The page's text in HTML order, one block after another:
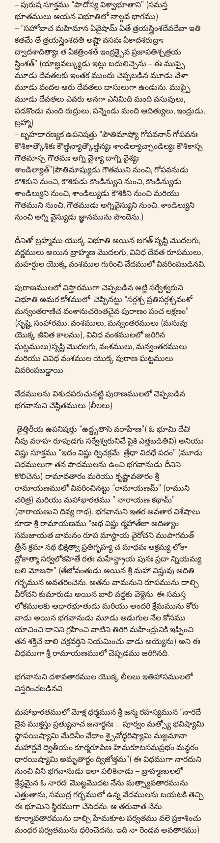
– పురుష సూక్తము “పాదోస్య విశ్వాభూతాని” (సమస్త
భూతములు ఆయన విభూతిలో నాల్గవ భాగము)
– “సహోవాచ మహిమాన ఏవైషామ్ ఏతే త్రయస్త్రింశదేవదేవా ఇతి
కతమే తే త్రయస్త్రింశదతి అష్టౌ వసవః ఏకాదశరుద్రాః
ద్వాదశాదిత్యాః త ఏకత్రింశత్ ఇంద్రశ్చైవ ప్రజాపతిశ్చత్రయ
స్త్రింశత్” (యాజ్ఞవల్క్యుడు ఇట్లు బదులిచ్చెను – ఈ ముప్పై
మూడు దేవతలకు ఇంతక ముందు చెప్పబడిన మూడు వేళా
మూడు వందల ఆరు దేవతలు దాసులుగా ఉండును. ముప్పై
మూడు దేవతలు ఎవరు అనగా ఎనిమిది మంది వసువులు,
పడకొండు మంది రుద్రులు, పన్నెండు మంది ఆదిత్యులు, ఇంద్రుడు,
బ్రహ్మా)
– బృహదారణ్యక ఉపనిషత్తు “పౌతిమాష్యో గోపవనాన్ గోపవనః
కౌశికాత్కౌశికః కౌణ్డిన్యాత్కౌణ్డిన్యః శాండిల్యాచ్ఛాండిల్యః కౌశికాస్చ
గౌతమాస్చ గౌతమః అగ్ని వైశ్యా దాగ్ని వైశ్యః
శాండిల్యాత్”(పౌతిమాష్యుడు గౌతముని నుంచి, గోపవనుడు
కౌశికుని నుంచి, కౌశికుడు కౌండిన్యుని నుంచి, కౌండిన్యుడు
శాండిల్యుని నుంచి, శాండిల్యుడు కౌశికిని నుంచి మరియు
గౌతముని నుంచి, గౌతముడు అగ్నివైస్యుని నుంచి, శాండిల్యుని
నుంచి అగ్ని వైస్యుడు జ్ఞానమును పొందెను.)
దీనితో బ్రహ్మము యొక్క విభూతి అయిన జగత్ సృష్ఠి మొదలగు,
వర్ణములు అయిన బ్రాహ్మణ మొదలగు, వివిధ దేవత రూపములు,
మహర్షుల యొక్క వంశముల గురించి వేదములో వివరింపబడినవి.
పురాణములలో విస్తారముగా చెప్పబడిన అట్టి సర్వేశ్వరుని
విభూతి అమర కోశములో చెప్పినట్టు “సర్గశ్చ ప్రతిసర్గశ్చవంశో
మన్వంతరాణిచ వంశానుచరింతచైవ పురాణం పంచ లక్షణం”
(సృష్టి, సంహారము, వంశములు, మన్వంతరములు (మనువు
యొక్క జీవిత కాలము), వివిధ వంశములలో జరిగిన
ఘట్టములు)సృష్టి మొదలగు, వంశములు, మన్వంతరములు
మరియు వివిధ వంశముల యొక్క పురాణ ఘట్టములు
వివరింపబడ్డాయి.
వేదములను విశుదపరుచునట్టి పురాణములలో చెప్పబడిన
భగవానుని చేష్ఠితములు (లీలలు)
తైత్తిరీయ ఉపనిషత్తు “ఉద్ధృతాసి వరాహేణ”( ఓ భూమి దేవి!
నీవు వరాహ రూపుడగు సర్వేశ్వరునిచే పైకి ఎత్తబడితివి) అనియు
విష్ణు సూక్తము “ఇదం విష్ణు ర్విచక్రమే త్రేధా విదధే పదం” (మూడు
విధములుగా తన పాదములను ఉంచి భగవానుడు దీనిని
కొలిచెను) రామావతారం మరియు కృష్ణావతారం శ్రీ
రామాయణములో వివరించినట్టు “రామాయణమ్” (రాముని
చరిత్ర) మరియు మహాభారతము ” నారాయణ కథామ్”
(నారాయణుని దివ్య గాథ). భగవానుని ఇతర అవతార విశేషాలు
కూడా శ్రీ రామాయణము “అథ విష్ణు ర్మహాతేజా అదిత్యాం
సమజాయత వామనం రూప మాస్థాయ వైరోచని ముపాగమత్
త్రీన్ క్రమా నథ భిక్షిత్వా ప్రతిగృహ్య చ మాధవః ఆక్రమ్య లోకా
న్లోకాత్మా సర్వలోకహితే రతః మహేన్ద్రాయ పునః ప్రదా న్నియమ్య
బలి మోజసా” (తేజోవంతుడు అయిన శ్రీ మహా విష్ణువు అదితి
గర్భమున అవతరించెను. అతను వామనుని రూపమును దాల్చి
వీరోచని కుమారుడు అయిన బాలి వద్దకు వెళ్లెను. ఈ సమస్త
లోకములకు ఆధారభూతుడు మరియు అందరి క్షేమమును కోరు
వాడు అయిన భగవానుడు మూడు అడుగుల నేల కోసము
యాచించి దానిని గ్రహించి వాటిని తిరిగి మహేంద్రునికి ఇప్పించి
తన శక్తిచే బాలి చక్రవర్తిని నియమించు వాడు అయ్యెను) అని ఈ
విధముగా శ్రీ రామాయణములో చెప్పడము జరిగినది.
భగవానుని దశావతారముల యొక్క లీలలు ఇతిహాసములలో
విస్తరించబడినవి
మహాభారతములో మోక్ష ధర్మమున శ్రీ జన్మ రహస్యమున “నారదే
నైవ ముక్తస్తు ప్రత్యువాచ జనార్ధనః … పూర్వం మత్స్యో భవిష్యామి
స్థాపయిష్యామి మేదినీం వేదాం శ్చైవోద్ధరిష్యామి మజ్జమానా
మహార్ణవే ద్వితీయం కూర్మరూపేణ హేమకూటసమప్రభం మన్ధరం
ధారయిష్యామి అమృతార్థం ద్విజోత్తమ”( ఈ విధముగా నారదుని
నుంచి విని భగవానుడు ఇలా పలికినాడు – బ్రాహ్మణులలో
శ్రేష్ఠమైన ఓ నారద! మొట్టమొదట నేను మత్స్యావతారమును
ఎత్తుతాను, సముద్ర గర్భములో ఉన్న వేదములను బయటకి తెచ్చి
ఈ భూమిని స్థిరముగా చేసెదను. ఆ తరువాత నేను
కూర్మావతారమును దాల్చి హేమకూట పర్వతము వలె ప్రకాశించు
మంధర పర్వతమును ధరించెదను. ఇది నా రెండవ అవతారము)